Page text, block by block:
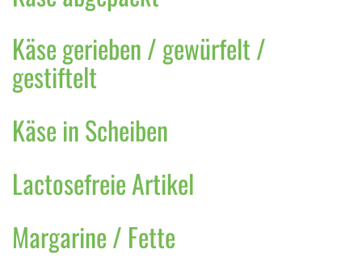
Käse gerieben / gewürfelt /
gestiftelt
Käse in Scheiben
Lactosefreie Artikel
Margarine / Fette